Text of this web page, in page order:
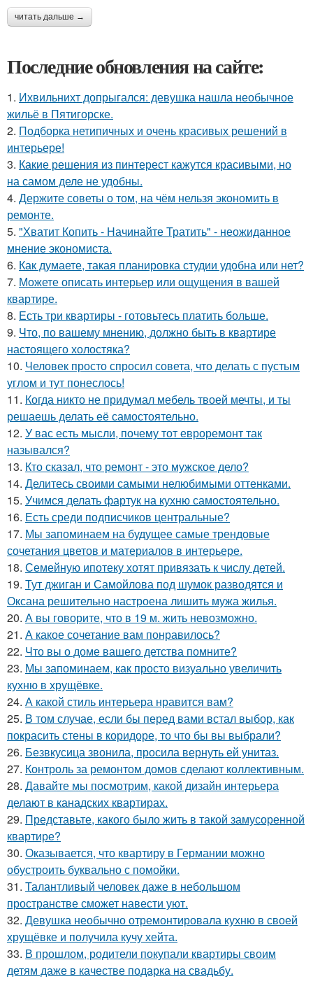
читать дальше →
Последние обновления на сайте:
1. Ихвильнихт допрыгался: девушка нашла необычное
жильё в Пятигорске.
2. Подборка нетипичных и очень красивых решений в
интерьере!
3. Какие решения из пинтерест кажутся красивыми, но
на самом деле не удобны.
4. Держите советы о том, на чём нельзя экономить в
ремонте.
5. "Хватит Копить - Начинайте Тратить" - неожиданное
мнение экономиста.
6. Как думаете, такая планировка студии удобна или нет?
7. Можете описать интерьер или ощущения в вашей
квартире.
8. Есть три квартиры - готовьтесь платить больше.
9. Что, по вашему мнению, должно быть в квартире
настоящего холостяка?
10. Человек просто спросил совета, что делать с пустым
углом и тут понеслось!
11. Когда никто не придумал мебель твоей мечты, и ты
решаешь делать её самостоятельно.
12. У вас есть мысли, почему тот евроремонт так
назывался?
13. Кто сказал, что ремонт - это мужское дело?
14. Делитесь своими самыми нелюбимыми оттенками.
15. Учимся делать фартук на кухню самостоятельно.
16. Есть среди подписчиков центральные?
17. Мы запоминаем на будущее самые трендовые
сочетания цветов и материалов в интерьере.
18. Семейную ипотеку хотят привязать к числу детей.
19. Тут джиган и Самойлова под шумок разводятся и
Оксана решительно настроена лишить мужа жилья.
20. А вы говорите, что в 19 м. жить невозможно.
21. А какое сочетание вам понравилось?
22. Что вы о доме вашего детства помните?
23. Мы запоминаем, как просто визуально увеличить
кухню в хрущёвке.
24. А какой стиль интерьера нравится вам?
25. В том случае, если бы перед вами встал выбор, как
покрасить стены в коридоре, то что бы вы выбрали?
26. Безвкусица звонила, просила вернуть ей унитаз.
27. Контроль за ремонтом домов сделают коллективным.
28. Давайте мы посмотрим, какой дизайн интерьера
делают в канадских квартирах.
29. Представьте, какого было жить в такой замусоренной
квартире?
30. Оказывается, что квартиру в Германии можно
обустроить буквально с помойки.
31. Талантливый человек даже в небольшом
пространстве сможет навести уют.
32. Девушка необычно отремонтировала кухню в своей
хрущёвке и получила кучу хейта.
33. В прошлом, родители покупали квартиры своим
детям даже в качестве подарка на свадьбу.